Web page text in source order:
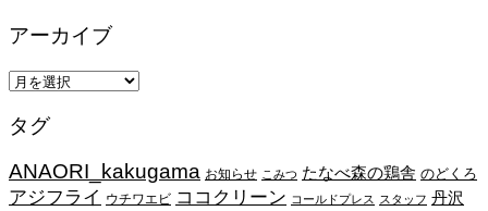
アーカイブ
ア
カ
ブ
タグ
ANAORI_kakugama お知らせ こみつ たなべ森の鶏舎 のどくろ
アジフライ ウチワエビ ココクリーン コールドプレス スタッフ 丹沢